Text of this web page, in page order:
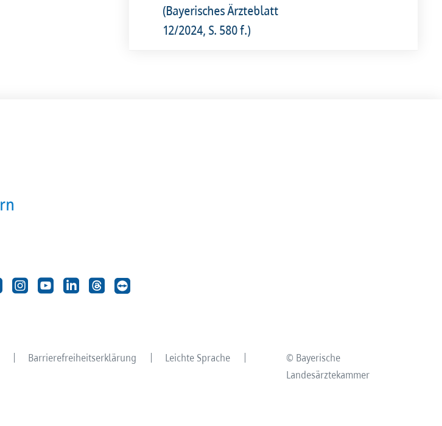
(Bayerisches Ärzteblatt
12/2024, S. 580 f.)
Barrierefreiheitserklärung
Leichte Sprache
© Bayerische
Landesärztekammer